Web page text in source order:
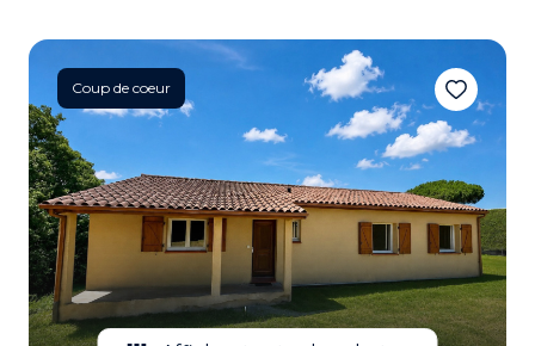
ALERTE
EMAIL
CONTACTEZ
NOUS
Coup de coeur